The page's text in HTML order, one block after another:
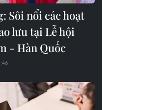
Sôi nổi các hoạt
lưu tại Lễ hội
- Hàn Quốc